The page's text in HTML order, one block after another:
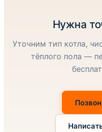
Нужна
Уточним тип котла,
тёплого пола —